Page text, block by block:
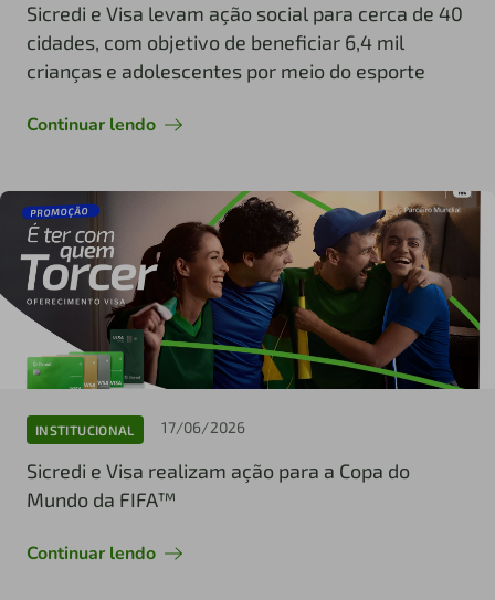
Sicredi e Visa levam ação social para cerca de 40
cidades, com objetivo de beneficiar 6,4 mil
crianças e adolescentes por meio do esporte
Continuar lendo
INSTITUCIONAL 17/06/2026
Sicredi e Visa realizam ação para a Copa do
Mundo da FIFA™
Continuar lendo